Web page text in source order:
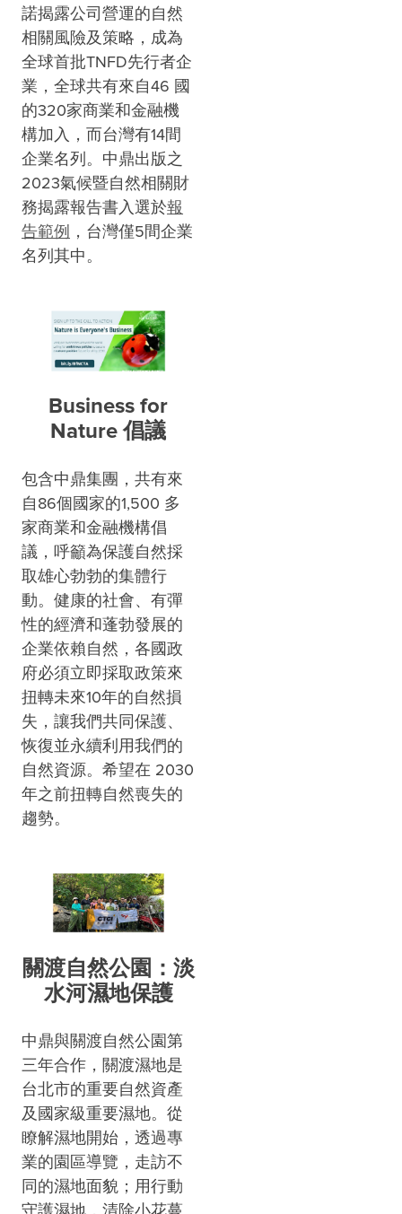
諾揭露公司營運的自然
相關風險及策略，成為
全球首批TNFD先行者企
業，全球共有來自46 國
的320家商業和金融機
構加入，而台灣有14間
企業名列。中鼎出版之
2023氣候暨自然相關財
務揭露報告書入選於報
告範例
，台灣僅5間企業
名列其中。
Business for
Nature 倡議
包含中鼎集團，共有來
自86個國家的1,500 多
家商業和金融機構倡
議，呼籲為保護自然採
取雄心勃勃的集體行
動。健康的社會、有彈
性的經濟和蓬勃發展的
企業依賴自然，各國政
府必須立即採取政策來
扭轉未來10年的自然損
失，讓我們共同保護、
恢復並永續利用我們的
自然資源。希望在 2030
年之前扭轉自然喪失的
趨勢。
關渡自然公園：淡
水河濕地保護
中鼎與關渡自然公園第
三年合作，關渡濕地是
台北市的重要自然資產
及國家級重要濕地。從
瞭解濕地開始，透過專
業的園區導覽，走訪不
同的濕地面貌；用行動